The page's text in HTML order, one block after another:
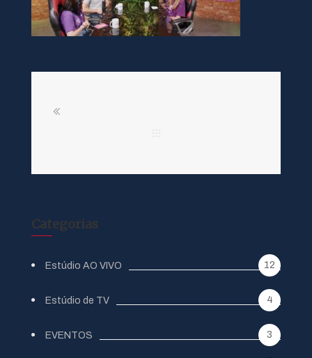
Categorias
Estúdio AO VIVO 12
Estúdio de TV 4
EVENTOS 3